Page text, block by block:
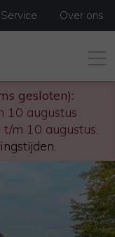
gesloten):
10 augustus
m 10 augustus.
.
Service Over ons